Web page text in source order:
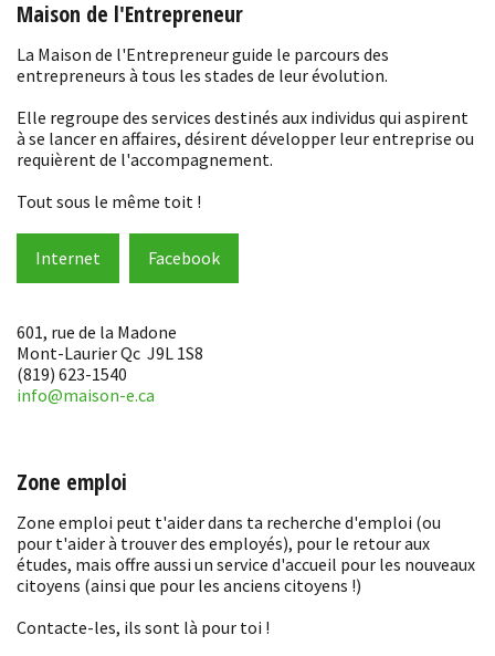
Maison de l'Entrepreneur
La Maison de l'Entrepreneur guide le parcours des
entrepreneurs à tous les stades de leur évolution.
Elle regroupe des services destinés aux individus qui aspirent
à se lancer en affaires, désirent développer leur entreprise ou
requièrent de l'accompagnement.
Tout sous le même toit !
Internet Facebook
601, rue de la Madone
Mont-Laurier Qc J9L 1S8
(819) 623-1540
info@maison-e.ca
Zone emploi
Zone emploi peut t'aider dans ta recherche d'emploi (ou
pour t'aider à trouver des employés), pour le retour aux
études, mais offre aussi un service d'accueil pour les nouveaux
citoyens (ainsi que pour les anciens citoyens !)
Contacte-les, ils sont là pour toi !